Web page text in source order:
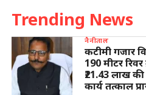
Trending News
नैनीताल
कटीमी गजार
190 मीटर रिवर
₹21.43 लाख
कार्य तत्काल